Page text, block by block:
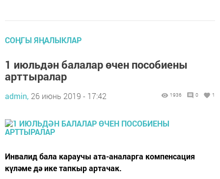
СОҢГЫ ЯҢАЛЫКЛАР
1 июльдән балалар өчен пособиены
арттыралар
admin, 26 июнь 2019 - 17:42 1936 0 1
Инвалид бала караучы ата-аналарга компенсация
күләме дә ике тапкыр артачак.